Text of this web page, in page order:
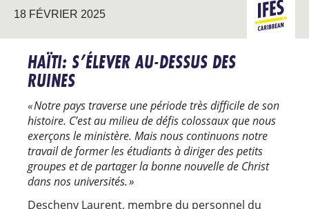
18 FÉVRIER 2025 CARAÏBE
HAÏTI: S’ÉLEVER AU-DESSUS DES
RUINES
« Notre pays traverse une période très difficile de son
histoire. C’est au milieu de défis colossaux que nous
exerçons le ministère. Mais nous continuons notre
travail de former les étudiants à diriger des petits
groupes et de partager la bonne nouvelle de Christ
dans nos universités. »
Descheny Laurent, membre du personnel du